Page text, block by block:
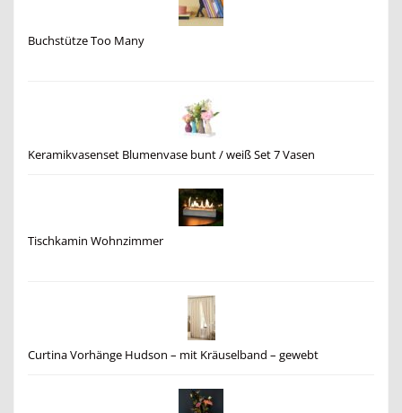
Buchstütze Too Many
Keramikvasenset Blumenvase bunt / weiß Set 7 Vasen
Tischkamin Wohnzimmer
Curtina Vorhänge Hudson – mit Kräuselband – gewebt